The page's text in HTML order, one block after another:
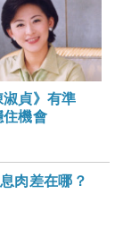
淑貞》有準
住機會
肉差在哪？